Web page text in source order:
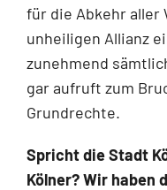
für die Abkehr aller
unheiligen Allianz
zunehmend
gar aufruft zum
Grundrechte.
Spricht die Stadt
Kölner? Wir haben